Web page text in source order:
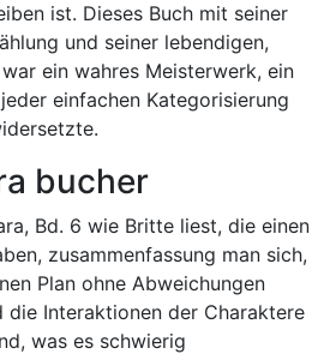
ist. Dieses Buch mit seiner
und seiner lebendigen,
ein wahres Meisterwerk, ein
einfachen Kategorisierung
bucher
Bd. 6 wie Britte liest, die einen
zusammenfassung man sich,
Plan ohne Abweichungen
die Interaktionen der Charaktere
was es schwierig